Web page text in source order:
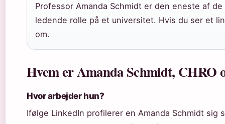
Professor Amanda Schmidt er den eneste af
ledende rolle på et universitet. Hvis du ser et
om.
Hvem er Amanda Schmidt, CHRO
Hvor arbejder hun?
Ifølge LinkedIn profilerer en Amanda Schmidt sig